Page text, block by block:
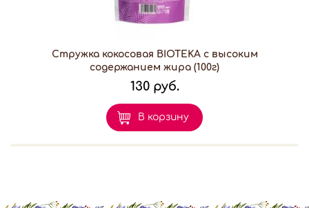
Стружка кокосовая BIOTEKA с высоким
содержанием жира (100г)
130 руб.
В корзину